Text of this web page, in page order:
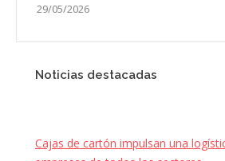
29/05/2026
Noticias destacadas
Cajas de cartón impulsan una